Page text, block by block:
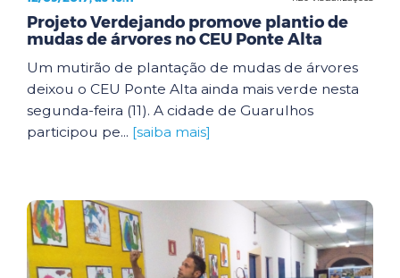
Projeto Verdejando promove plantio de
mudas de árvores no CEU Ponte Alta
Um mutirão de plantação de mudas de árvores
deixou o CEU Ponte Alta ainda mais verde nesta
segunda-feira (11). A cidade de Guarulhos
participou pe... [saiba mais]